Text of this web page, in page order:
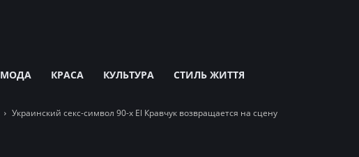
МОДА КРАСА КУЛЬТУРА СТИЛЬ ЖИТТЯ
Украинский секс-символ 90-х El Кравчук возвращается на сцену